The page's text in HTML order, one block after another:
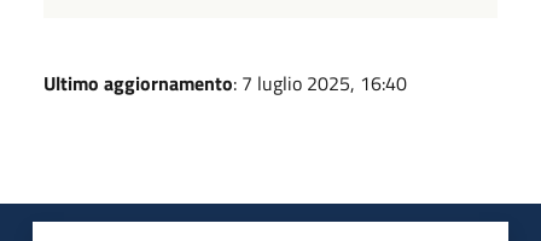
Ultimo aggiornamento: 7 luglio 2025, 16:40